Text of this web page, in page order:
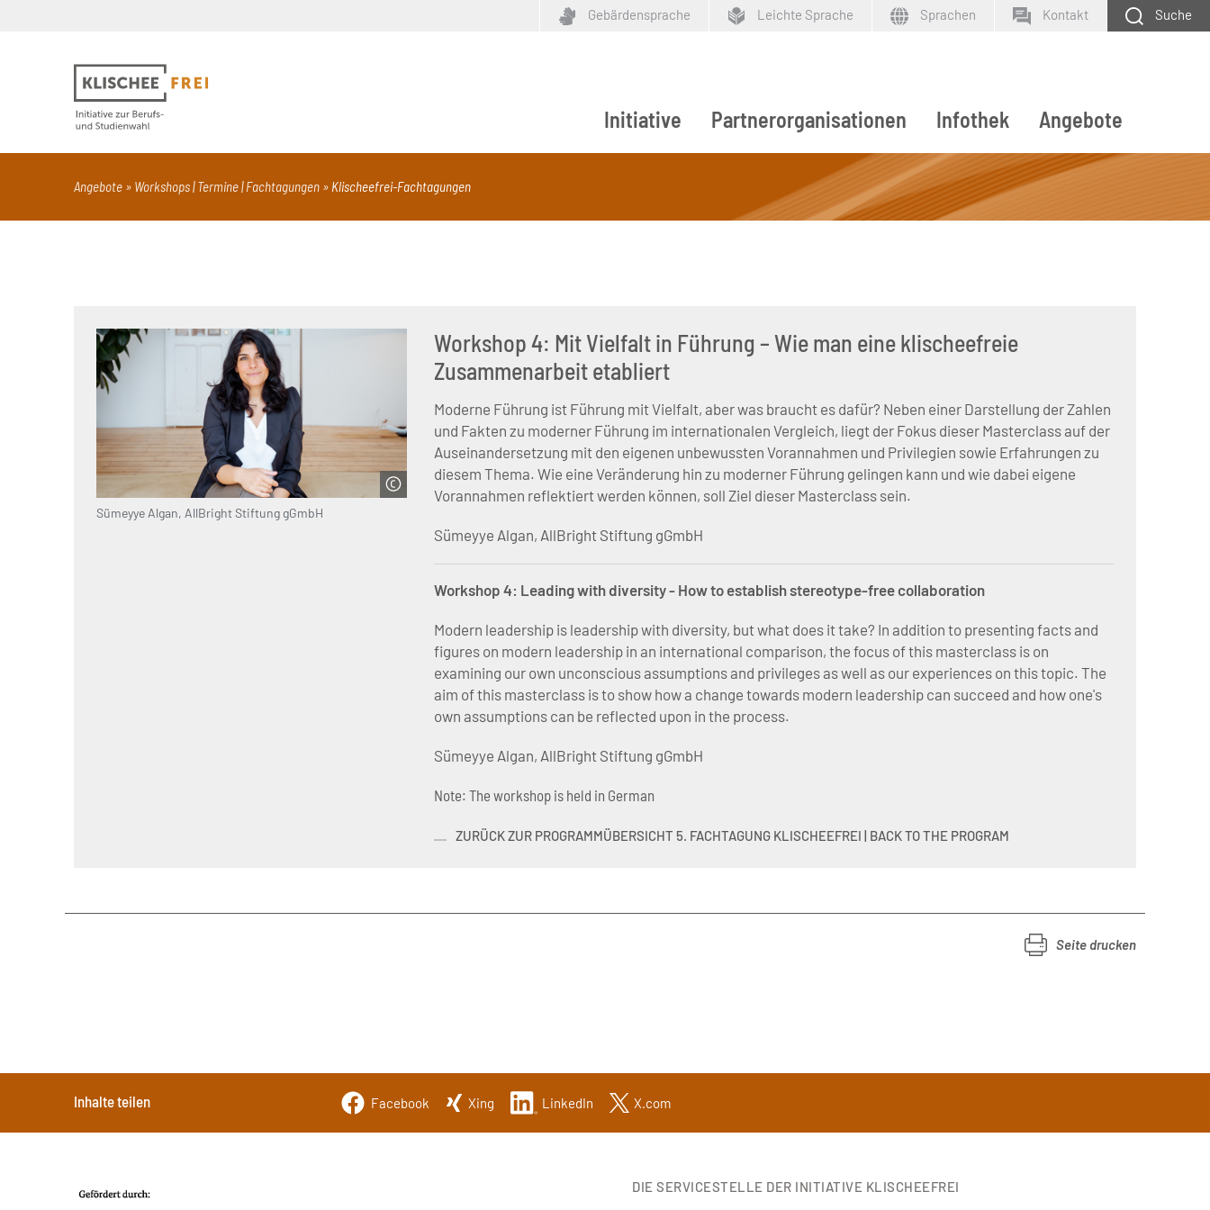
Gebärdensprache Leichte Sprache Sprachen Kontakt Suche
Suchbegriff
SUCHEN
Initiative Partnerorganisationen Infothek Angebote
Angebote Workshops | Termine | Fachtagungen Klischeefrei-Fachtagungen
© Annika Fußwinkel
Sümeyye Algan, AllBright Stiftung gGmbH
Workshop 4: Mit Vielfalt in Führung – Wie man eine klischeefreie
Zusammenarbeit etabliert
Moderne Führung ist Führung mit Vielfalt, aber was braucht es dafür? Neben einer Darstellung der Zahlen
und Fakten zu moderner Führung im internationalen Vergleich, liegt der Fokus dieser Masterclass auf der
Auseinandersetzung mit den eigenen unbewussten Vorannahmen und Privilegien sowie Erfahrungen zu
diesem Thema. Wie eine Veränderung hin zu moderner Führung gelingen kann und wie dabei eigene
Vorannahmen reflektiert werden können, soll Ziel dieser Masterclass sein.
Sümeyye Algan, AllBright Stiftung gGmbH
Workshop 4: Leading with diversity - How to establish stereotype-free collaboration
Modern leadership is leadership with diversity, but what does it take? In addition to presenting facts and
figures on modern leadership in an international comparison, the focus of this masterclass is on
examining our own unconscious assumptions and privileges as well as our experiences on this topic. The
aim of this masterclass is to show how a change towards modern leadership can succeed and how one's
own assumptions can be reflected upon in the process.
Sümeyye Algan, AllBright Stiftung gGmbH
Note: The workshop is held in German
ZURÜCK ZUR PROGRAMMÜBERSICHT 5. FACHTAGUNG KLISCHEEFREI | BACK TO THE PROGRAM
Seite drucken
Inhalte teilen Facebook Xing LinkedIn X.com
DIE SERVICESTELLE DER INITIATIVE KLISCHEEFREI